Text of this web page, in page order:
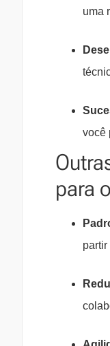
uma
você
para